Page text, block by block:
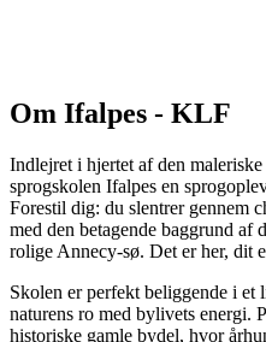
Om Ifalpes - KLF
Indlejret i hjertet af den
sprogskolen Ifalpes en
Forestil dig: du slentrer gennem
med den betagende baggrund af
rolige Annecy-sø. Det er her, dit
Skolen er perfekt beliggende i
naturens ro med bylivets energi.
historiske gamle bydel, hvor